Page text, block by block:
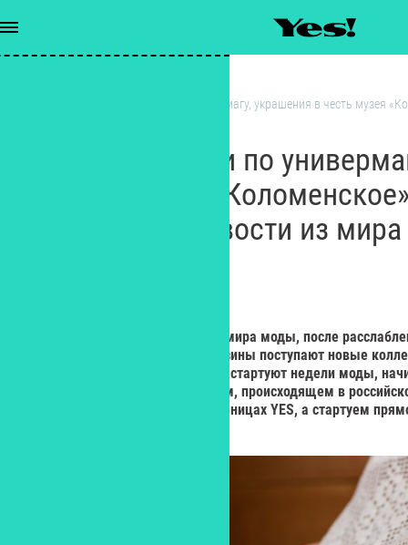
Аудиоэкскурсии по универмагу, украшения в честь музея
Аудиоэкскурсии по
в честь музея
интересные новости из
Сентябрь – важный месяц для мира моды, после
практически ежедневно в магазины поступают новые
осуществляются коллаборации, стартуют недели моды,
курсы. Об этом и многом другом, происходящем в
регулярно рассказывать на страницах YES, а стартуем